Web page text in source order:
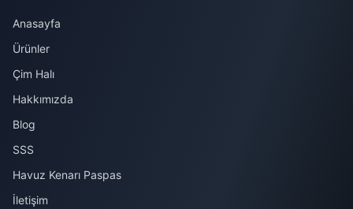
Anasayfa
Ürünler
Çim Halı
Hakkımızda
Blog
SSS
Havuz Kenarı Paspas
İletişim